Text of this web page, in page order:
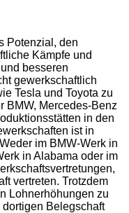
Potenzial, den
Kämpfe und
besseren
gewerkschaftlich
Tesla und Toyota zu
BMW, Mercedes-Benz
in den
ist in
im BMW-Werk in
in Alabama oder im
vertreten. Trotzdem
Lohnerhöhungen zu
Belegschaft